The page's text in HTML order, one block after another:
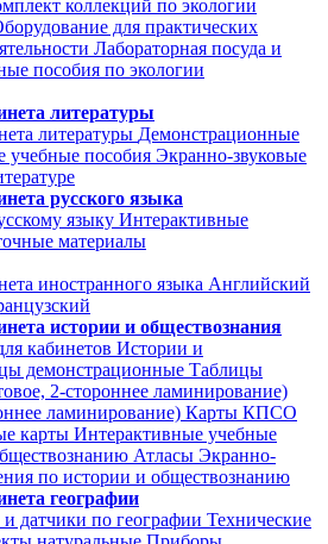
коллекций по экологии
для практических
Лабораторная посуда и
пособия по экологии
литературы
литературы Демонстрационные
учебные пособия Экранно-звуковые
русского языка
языку Интерактивные
материалы
иностранного языка Английский
истории и обществознания
кабинетов Истории и
демонстрационные Таблицы
2-стороннее ламинирование)
ламинирование) Карты КПСО
карты Интерактивные учебные
Атласы Экранно-
по истории и обществознанию
географии
датчики по географии Технические